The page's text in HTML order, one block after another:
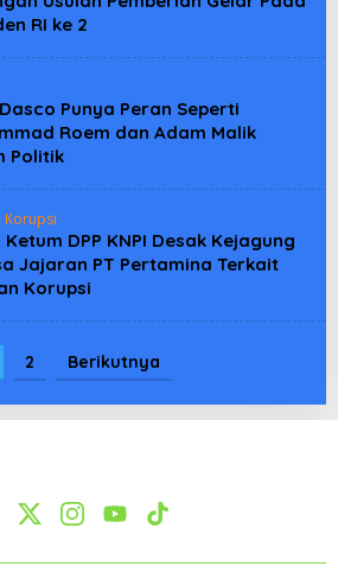
RI ke 2
Dasco Punya Peran Seperti
Roem dan Adam Malik
Politik
Korupsi
DPP KNPI Desak Kejagung
Jajaran PT Pertamina Terkait
Korupsi
2 Berikutnya